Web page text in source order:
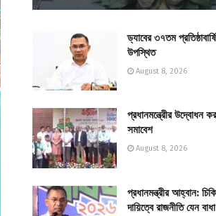
ড্যাবের ৩৭তম
উপস্থিত
August 8, 2026
প্রধানমন্ত্রীের উদ্বোধন
সমাবেশ
August 8, 2026
প্রধানমন্ত্রীর আহ্বান:
দায়িত্বে রাজনীতি যেন